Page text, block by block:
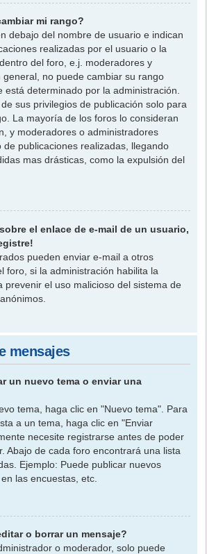
mi rango?
debajo del nombre de usuario e indican
realizadas por el usuario o la
del foro, e.j. moderadores y
general, no puede cambiar su rango
está determinado por la administración.
sus privilegios de publicación solo para
La mayoría de los foros lo consideran
y moderadores o administradores
de publicaciones realizadas, llegando
mas drásticas, como la expulsión del
el enlace de e-mail de un usuario,
pueden enviar e-mail a otros
foro, si la administración habilita la
prevenir el uso malicioso del sistema de
mensajes
un nuevo tema o enviar una
tema, haga clic en "Nuevo tema". Para
a un tema, haga clic en "Enviar
necesite registrarse antes de poder
Abajo de cada foro encontrará una lista
Ejemplo: Puede publicar nuevos
las encuestas, etc.
o borrar un mensaje?
o moderador, solo puede